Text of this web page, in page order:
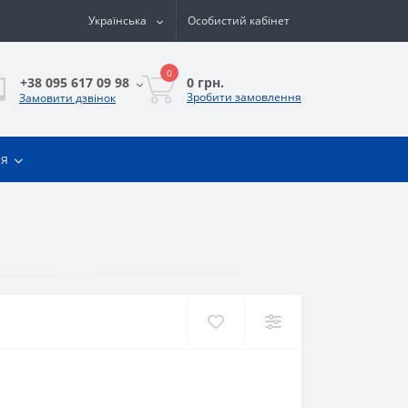
Українська Особистий кабінет
+38 095 617 09 98
Замовити дзвінок
0
0 грн.
Зробити замовлення